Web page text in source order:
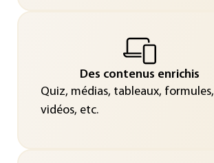
Des contenus enrichis
Quiz, médias, tableaux, formules,
vidéos, etc.